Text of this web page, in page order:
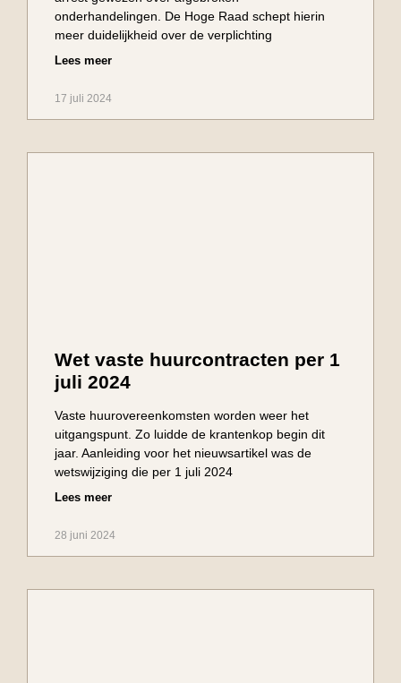
onderhandelingen. De Hoge Raad schept hierin
meer duidelijkheid over de verplichting
Lees meer
17 juli 2024
Wet vaste huurcontracten per 1
juli 2024
Vaste huurovereenkomsten worden weer het
uitgangspunt. Zo luidde de krantenkop begin dit
jaar. Aanleiding voor het nieuwsartikel was de
wetswijziging die per 1 juli 2024
Lees meer
28 juni 2024